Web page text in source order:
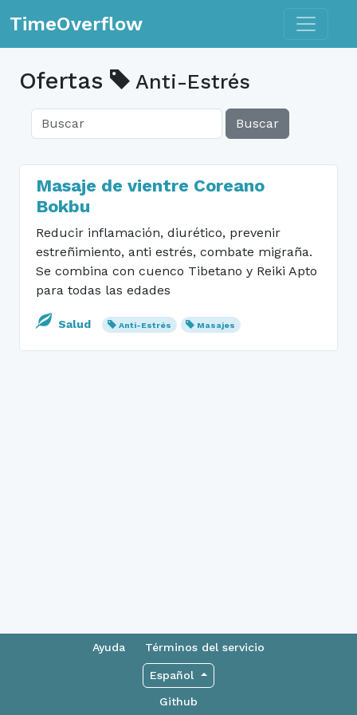
TimeOverflow Toggle
Ofertas Anti-Estrés
Buscar
Masaje de vientre Coreano
Bokbu
Reducir inflamación, diurético, prevenir
estreñimiento, anti estrés, combate migraña.
Se combina con cuenco Tibetano y Reiki Apto
para todas las edades
Salud Anti-Estrés Masajes
Ayuda Términos del servicio
Español
Github